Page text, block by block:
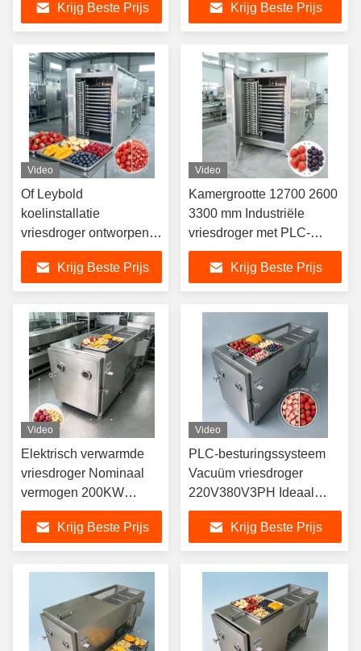
chemische verwerking
Krijg Beste Prijs
droogtijd van 20 tot 24 uur
voor optimale prestaties
Krijg Beste Prijs
Video
Of Leybold
koelinstallatie
vriesdroger ontworpen
voor 20 tot 24 uur
drogen tijd zorgen voor
vocht verwijdering
proces
Krijg Beste Prijs
Video
Kamergrootte 12700 2600
3300 mm Industriële
vriesdroger met PLC-
besturingssysteem en
droogtijd 20 tot 24 uur
Ontworpen voor gebruik
Krijg Beste Prijs
Video
Elektrisch verwarmde
vriesdroger Nominaal
vermogen 200KW
Vriesdroogmachine voor
toepassingen in de
voedingsmiddelen- en
chemische industrie
Krijg Beste Prijs
Video
PLC-besturingssysteem
Vacuüm vriesdroger
220V380V3PH Ideaal
voor het vriesdrogen van
voedingsmiddelen en
chemische producten
Krijg Beste Prijs